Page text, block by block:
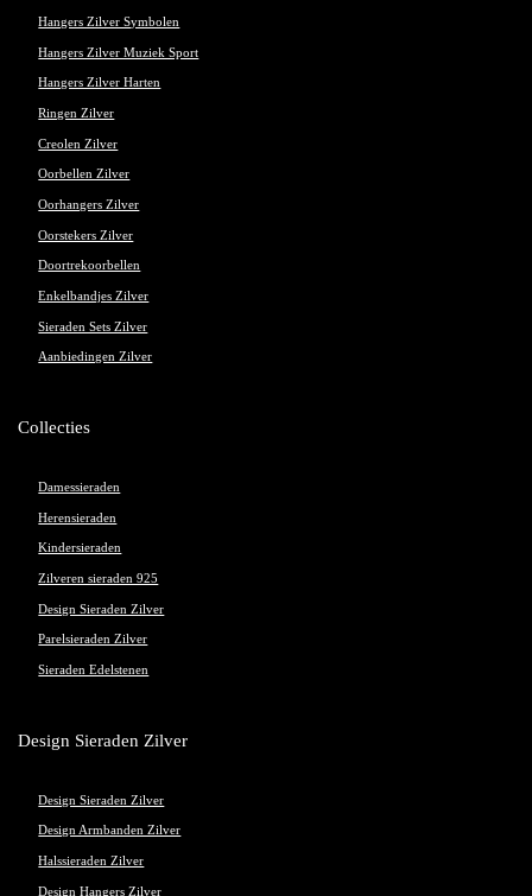
Hangers Zilver Symbolen
Hangers Zilver Muziek Sport
Hangers Zilver Harten
Ringen Zilver
Creolen Zilver
Oorbellen Zilver
Oorhangers Zilver
Oorstekers Zilver
Doortrekoorbellen
Enkelbandjes Zilver
Sieraden Sets Zilver
Aanbiedingen Zilver
Collecties
Damessieraden
Herensieraden
Kindersieraden
Zilveren sieraden 925
Design Sieraden Zilver
Parelsieraden Zilver
Sieraden Edelstenen
Design Sieraden Zilver
Design Sieraden Zilver
Design Armbanden Zilver
Halssieraden Zilver
Design Hangers Zilver